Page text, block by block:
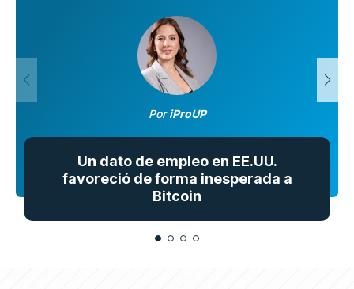
Un dato de empleo en EE.UU.
favoreció de forma inesperada a
Bitcoin
PoriProUP